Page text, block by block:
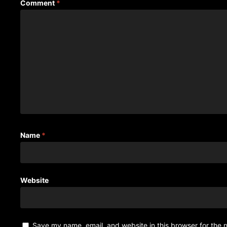
Comment *
Name *
Website
Save my name, email, and website in this browser for the